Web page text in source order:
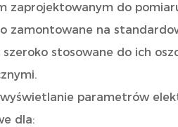
zaprojektowanym do
zamontowane na
stosowane do ich
parametrów
dla: